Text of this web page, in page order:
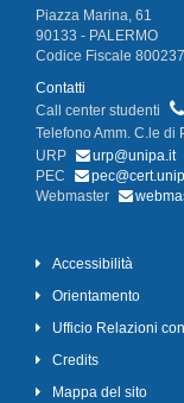
Piazza Marina, 61
90133 - PALERMO
Codice Fiscale
Contatti
Call center studenti
Telefono Amm. C.le di
URP
urp@unipa.it
PEC
Webmaster
Accessibilità
Orientamento
Ufficio Relazioni
Credits
Mappa del sito